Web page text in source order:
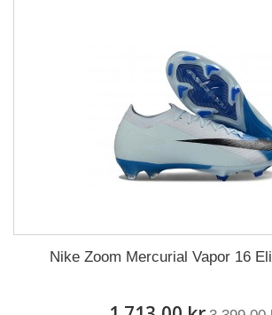
Nike Zoom Mercurial Vapor 16